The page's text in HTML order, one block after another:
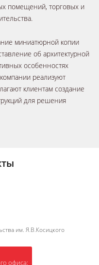
помещений, торговых и
миниатюрной копии
об архитектурной
особенностях
реализуют
клиентам создание
для решения
офиса:
им. Я.В.Косицкого